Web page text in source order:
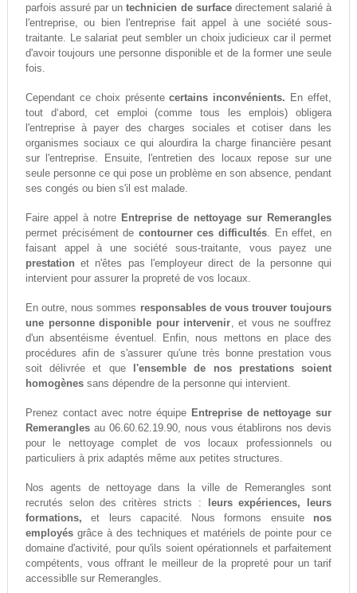
parfois assuré par untechnicien de surfacedirectement salarié à
l'entreprise, ou bien l'entreprise fait appel à une société sous-
traitante. Le salariat peut sembler un choix judicieux car il permet
d'avoir toujours une personne disponible et de la former une seule
fois.
Cependant ce choix présentecertains inconvénients. En effet,
tout d‘abord, cet emploi (comme tous les emplois) obligera
l'entreprise à payer des charges sociales et cotiser dans les
organismes sociaux ce qui alourdira la charge financière pesant
sur l'entreprise. Ensuite, l'entretien des locaux repose sur une
seule personne ce qui pose un problème en son absence, pendant
ses congés ou bien s'il est malade.
Faire appel à notre Entreprise de nettoyage sur Remerangles
permet précisément de contourner ces difficultés. En effet, en
faisant appel à une société sous-traitante, vous payez une
prestation et n'êtes pas l'employeur direct de la personne qui
intervient pour assurer la propreté de vos locaux.
En outre, nous sommes responsables de vous trouver toujours
une personne disponible pour intervenir, et vous ne souffrez
d'un absentéisme éventuel. Enfin, nous mettons en place des
procédures afin de s'assurer qu'une très bonne prestation vous
soit délivrée et que
l'ensemble de nos prestations soient
homogènessans dépendre de la personne qui intervient.
Prenez contact avec notre équipe Entreprise de nettoyage sur
Remeranglesau 06.60.62.19.90, nous vous établirons nos devis
pour le nettoyage complet de vos locaux professionnels ou
particuliers à prix adaptés même aux petites structures.
Nos agents de nettoyage dans la ville de Remerangles sont
recrutés selon des critères stricts :
leurs expériences, leurs
formations, et leurs capacité. Nous formons ensuite nos
employésgrâce à des techniques et matériels de pointe pour ce
domaine d'activité, pour qu'ils soient opérationnels et parfaitement
compétents, vous offrant le meilleur de la propreté pour un tarif
accessiblle sur Remerangles.